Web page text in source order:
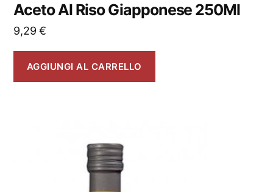
Aceto Al Riso Giapponese 250Ml
9,29€
AGGIUNGI AL CARRELLO